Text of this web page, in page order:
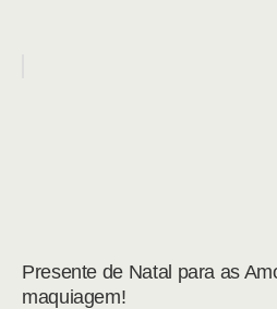
Presente de Natal para as
maquiagem!